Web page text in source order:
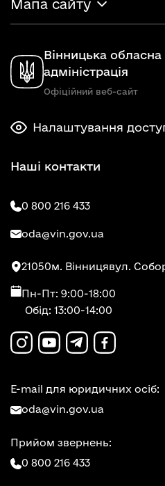
Мапа сайту
Вінницька обласна
адміністрація
Офіційний веб-сайт
Налаштування
Наші контакти
0 800 216 433
oda@vin.gov.ua
21050м. Вінницявул.
Пн-Пт: 9:00-18:00
Обід: 13:00-14:00
E-mail для юридичних осіб:
oda@vin.gov.ua
Прийом звернень:
0 800 216 433